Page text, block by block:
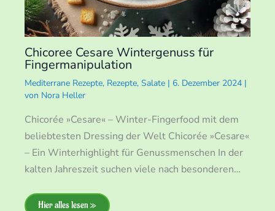
Chicoree Cesare Wintergenuss für
Fingermanipulation
Mediterrane Rezepte, Rezepte, Salate | 6. Dezember 2024 |
von Nora Heller
Chicorée »Cesare« – Winter-Fingerfood mit dem
beliebtesten Dressing der Welt Chicorée »Cesare«
– Ein Winterhighlight für Genussmenschen In der
kalten Jahreszeit suchen viele nach besonderen…
Hier alles lesen »